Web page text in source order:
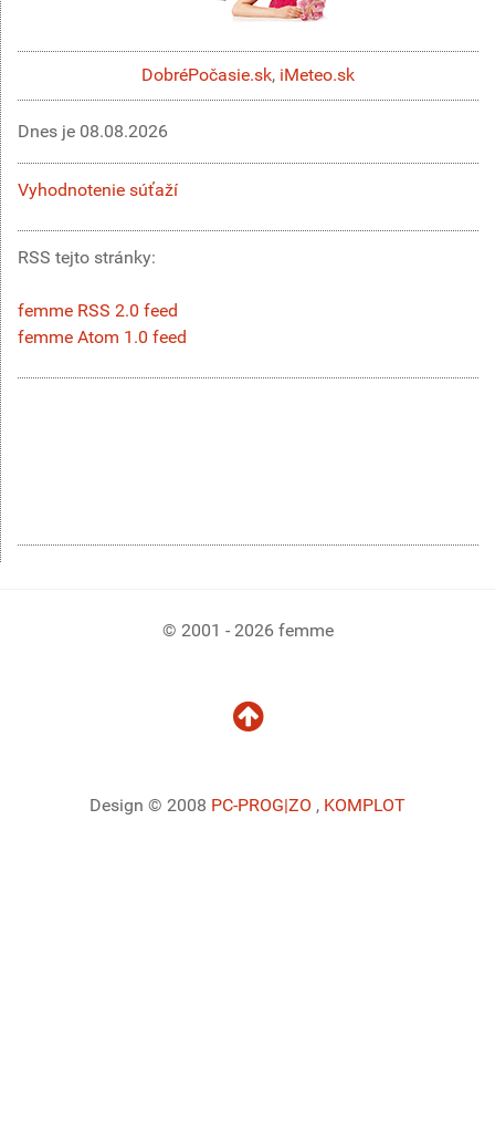
DobréPočasie.sk, iMeteo.sk
Dnes je 08.08.2026
Vyhodnotenie súťaží
RSS tejto stránky:
femme RSS 2.0 feed
femme Atom 1.0 feed
© 2001 - 2026 femme
Design © 2008 PC-PROG|ZO , KOMPLOT